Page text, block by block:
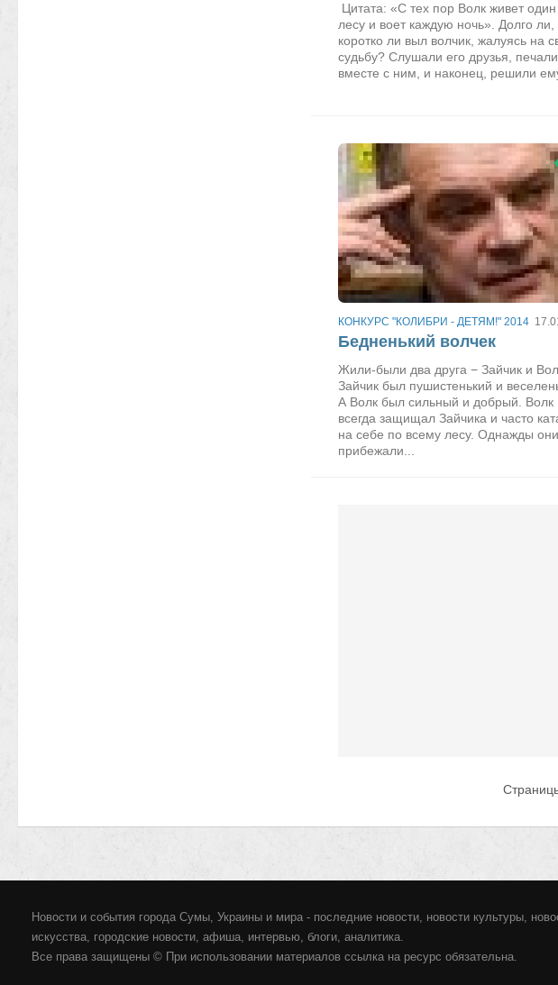
Цитата: «С тех пор Волк живет один
лесу и воет каждую ночь». Долго ли,
коротко ли выл волчик, жалуясь на
судьбу? Слушали его друзья,
вместе с ним, и наконец, решили
КОНКУРС "КОЛИБРИ - ДЕТЯМ!" 2014
Бедненький волчек
Жили-были два друга − Зайчик и
Зайчик был пушистенький и
А Волк был сильный и добрый. Волк
всегда защищал Зайчика и часто
на себе по всему лесу. Однажды они
прибежали...
Новости и события города Сумы, Украины и мира - последние новости, новости культуры,
искусства, городские новости, афиша, интервью, блоги, аналитика.
Все права защищены © При использовании материалов ссылка на ресурс обязательна.